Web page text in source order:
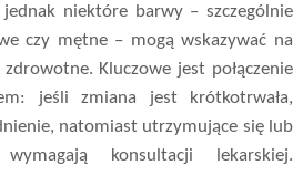
niektóre barwy – szczególnie
czy mętne – mogą wskazywać na
Kluczowe jest połączenie
jeśli zmiana jest krótkotrwała,
natomiast utrzymujące się lub
konsultacji lekarskiej.